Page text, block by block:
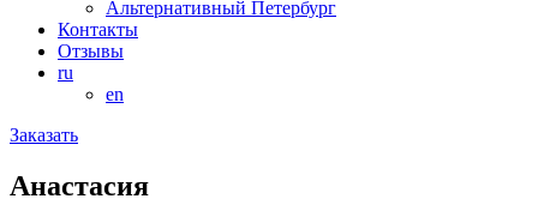
Альтернативный Петербург
Контакты
Отзывы
ru
en
Заказать
Анастасия